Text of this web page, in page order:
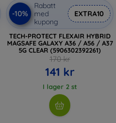
-10%
Rabatt
med
kupong
EXTRA10
TECH-PROTECT FLEXAIR HYBRID
MAGSAFE GALAXY A36 / A56 / A37
5G CLEAR (5906302392261)
170 kr
141 kr
I lager 2 st